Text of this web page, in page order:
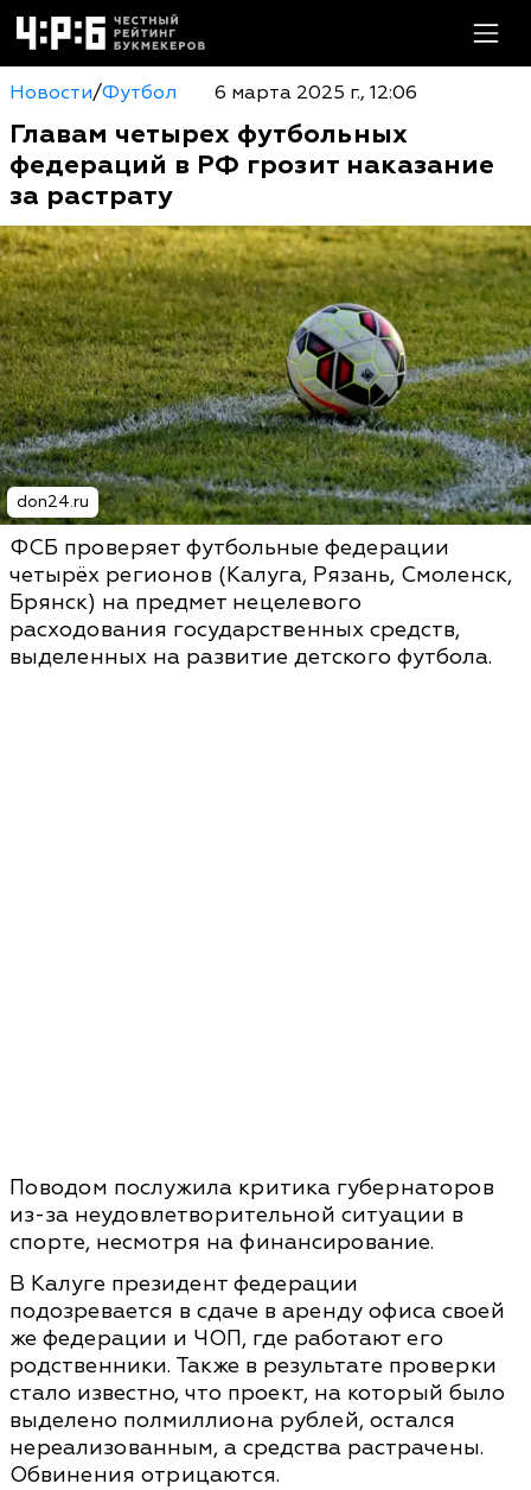
Новости/Футбол 6 марта 2025 г., 12:06
Главам четырех футбольных
федераций в РФ грозит наказание
за растрату
don24.ru
ФСБ проверяет футбольные федерации
четырёх регионов (Калуга, Рязань, Смоленск,
Брянск) на предмет нецелевого
расходования государственных средств,
выделенных на развитие детского футбола.
Поводом послужила критика губернаторов
из-за неудовлетворительной ситуации в
спорте, несмотря на финансирование.
В Калуге президент федерации
подозревается в сдаче в аренду офиса своей
же федерации и ЧОП, где работают его
родственники. Также в результате проверки
стало известно, что проект, на который было
выделено полмиллиона рублей, остался
нереализованным, а средства растрачены.
Обвинения отрицаются.